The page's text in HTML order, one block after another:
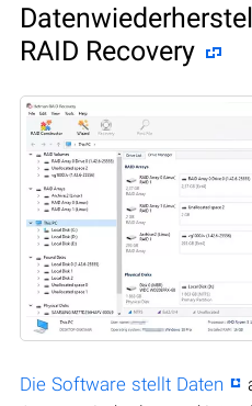
RAID Recovery
Die Software stellt Daten